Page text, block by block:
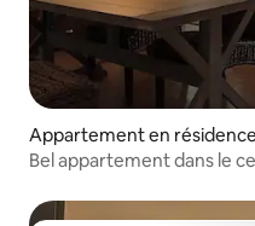
Appartement en résidence
Bel appartement dans le